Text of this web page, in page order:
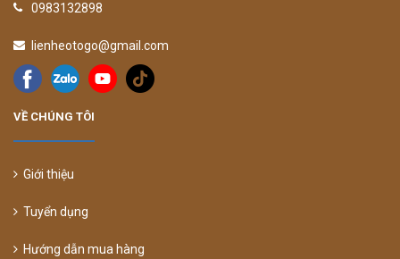
0983132898
lienheotogo@gmail.com
VỀ CHÚNG TÔI
Giới thiệu
Tuyển dụng
Hướng dẫn mua hàng